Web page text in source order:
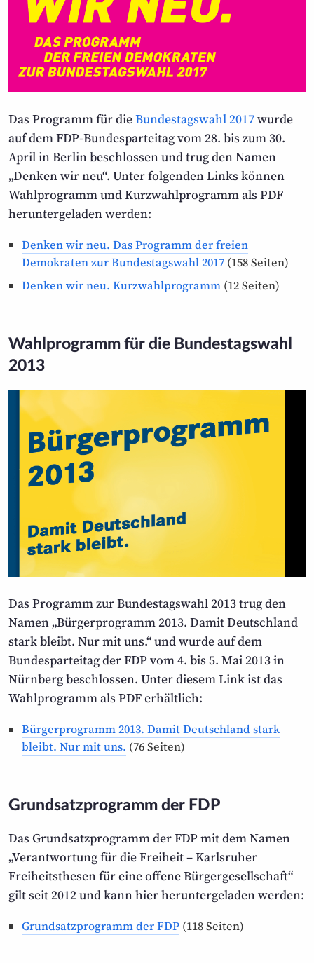
Das Programm für dieBundestagswahl 2017wurde
auf dem FDP-Bundes­parteitag vom 28. bis zum 30.
April in Berlin beschlossen und trug den Namen
„Denken wir neu“. Unter folgenden Links können
Wahl­programm und Kurz­wahlprogramm als PDF
herunter­geladen werden:
Denken wir neu. Das Programm der freien
Demokraten zur Bundestagswahl 2017 (158 Seiten)
Denken wir neu. Kurzwahlprogramm (12 Seiten)
Wahlprogramm für die Bundestagswahl
2013
Das Programm zur Bundestagswahl 2013 trug den
Namen „Bürger­programm 2013. Damit Deutschland
stark bleibt. Nur mit uns.“ und wurde auf dem
Bundes­parteitag der FDP vom 4. bis 5. Mai 2013 in
Nürnberg beschlossen. Unter diesem Link ist das
Wahl­programm als PDF erhältlich:
Bürger­programm 2013. Damit Deutschland stark
bleibt. Nur mit uns. (76 Seiten)
Grundsatzprogramm der FDP
Das Grundsatzprogramm der FDP mit dem Namen
„Verant­wortung für die Freiheit – Karlsruher
Freiheits­thesen für eine offene Bürger­gesellschaft“
gilt seit 2012 und kann hier herunter­geladen werden:
Grundsatzprogramm der FDP (118 Seiten)